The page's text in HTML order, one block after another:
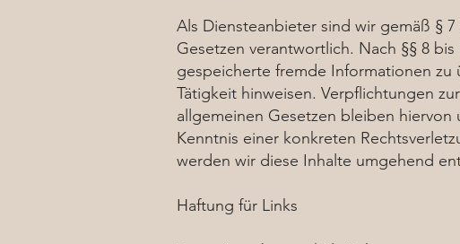
Als Diensteanbieter sind wir gemäß §
Gesetzen verantwortlich. Nach §§ 8
gespeicherte fremde Informationen
Tätigkeit hinweisen. Verpflichtungen
allgemeinen Gesetzen bleiben
Kenntnis einer konkreten
werden wir diese Inhalte umgehend
Haftung für Links